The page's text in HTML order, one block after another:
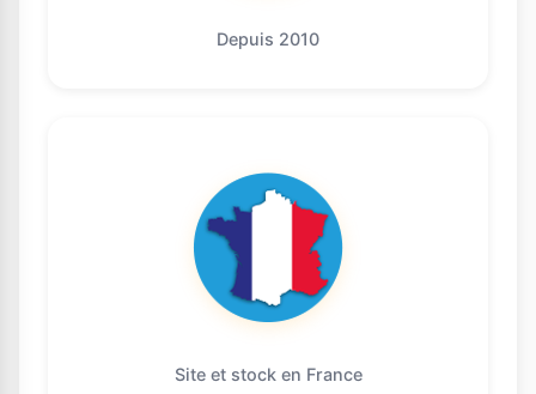
Depuis 2010
Site et stock en France